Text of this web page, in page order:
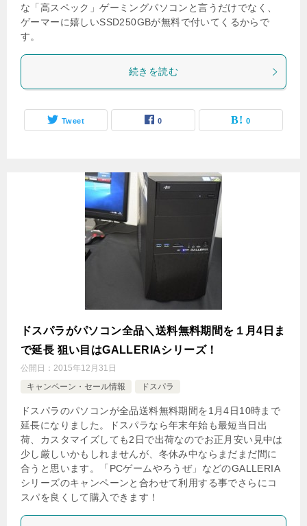
な「高スペック」ゲーミングパソコンと言うだけでなく、
ゲーマーに嬉しいSSD250GBが無料で付いてくるからで
す。
続きを読む
Tweet 0 0
ドスパラがパソコン全品＼送料無料期間を１月4日ま
で延長 狙い目はGALLERIAシリーズ！
公開日： 2015年12月31日
キャンペーン・セール情報
ドスパラ
ドスパラのパソコンが全品送料無料期間を1月4日10時まで
延長になりました。ドスパラなら年末年始も最短当日出
荷、カスタマイズしても2日で出荷なのでお正月安い見中は
少し厳しいかもしれませんが、冬休み中ならまだまだ間に
合うと思います。「PCゲームやろうぜ」などのGALLERIA
シリーズのキャンペーンと合わせて利用する事でさらにコ
スパを良くして購入できます！